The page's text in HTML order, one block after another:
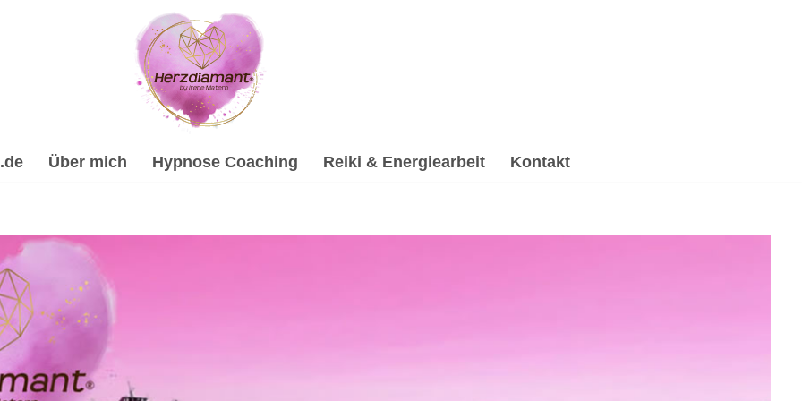
Über mich Hypnose Coaching Reiki & Energiearbeit Kontakt
Psychologische Beratung, Energiearbeit & Reiki, Spirituelle Trauerverarbeitung & Trauerhilfe,
Coach & psychologische Beraterin in Durlangen. ✔️ Hypnose, ☑️ Spirituelle Trauerverarbeitung & Trauerhilfe, ✔️
Spirituelles Coaching. Ich bin nur einen Anruf entfernt ✉.